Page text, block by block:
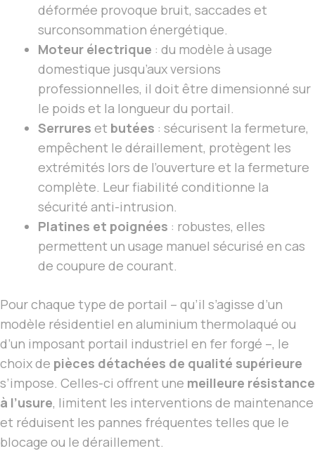
déformée provoque bruit, saccades et
surconsommation énergétique.
Moteur électrique : du modèle à usage
domestique jusqu’aux versions
professionnelles, il doit être dimensionné sur
le poids et la longueur du portail.
Serrures et butées : sécurisent la fermeture,
empêchent le déraillement, protègent les
extrémités lors de l’ouverture et la fermeture
complète. Leur fiabilité conditionne la
sécurité anti-intrusion.
Platines et poignées : robustes, elles
permettent un usage manuel sécurisé en cas
de coupure de courant.
Pour chaque type de portail – qu’il s’agisse d’un
modèle résidentiel en aluminium thermolaqué ou
d’un imposant portail industriel en fer forgé –, le
choix de pièces détachées de qualité supérieure
s’impose. Celles-ci offrent une meilleure résistance
à l’usure, limitent les interventions de maintenance
et réduisent les pannes fréquentes telles que le
blocage ou le déraillement.